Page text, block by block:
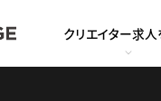
クリエイター求